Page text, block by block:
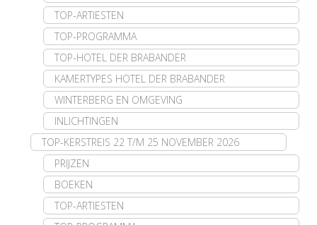
TOP-ARTIESTEN
TOP-PROGRAMMA
TOP-HOTEL DER BRABANDER
KAMERTYPES HOTEL DER BRABANDER
WINTERBERG EN OMGEVING
INLICHTINGEN
TOP-KERSTREIS 22 T/M 25 NOVEMBER 2026
PRIJZEN
BOEKEN
TOP-ARTIESTEN